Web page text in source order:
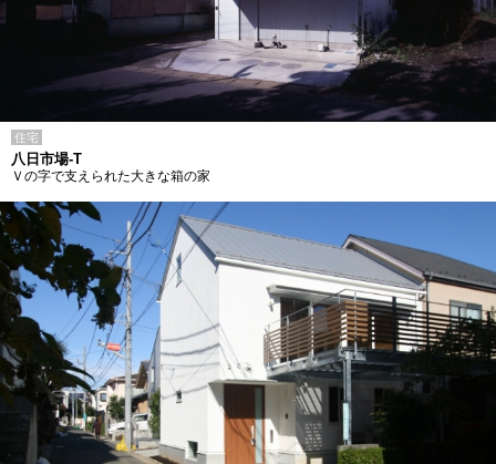
住宅
八日市場-T
Ｖの字で支えられた大きな箱の家